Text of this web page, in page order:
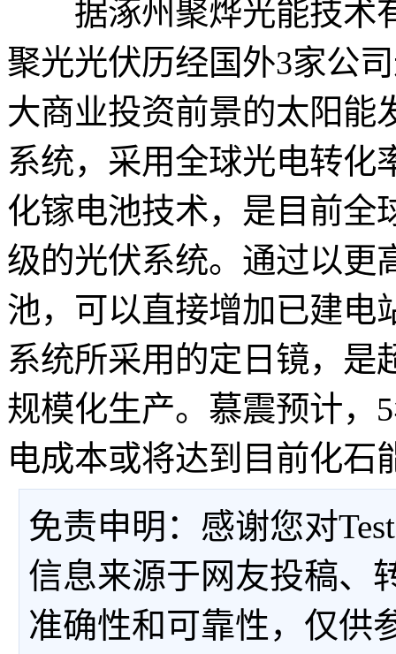
据涿州聚烨光能技术
聚光光伏历经国外3家公
大商业投资前景的太阳能
系统，采用全球光电转化
化镓电池技术，是目前全
级的光伏系统。通过以更
池，可以直接增加已建电
系统所采用的定日镜，是
规模化生产。慕震预计，
电成本或将达到目前化石
免责申明：感谢您对
信息来源于网友投稿、
准确性和可靠性，仅供